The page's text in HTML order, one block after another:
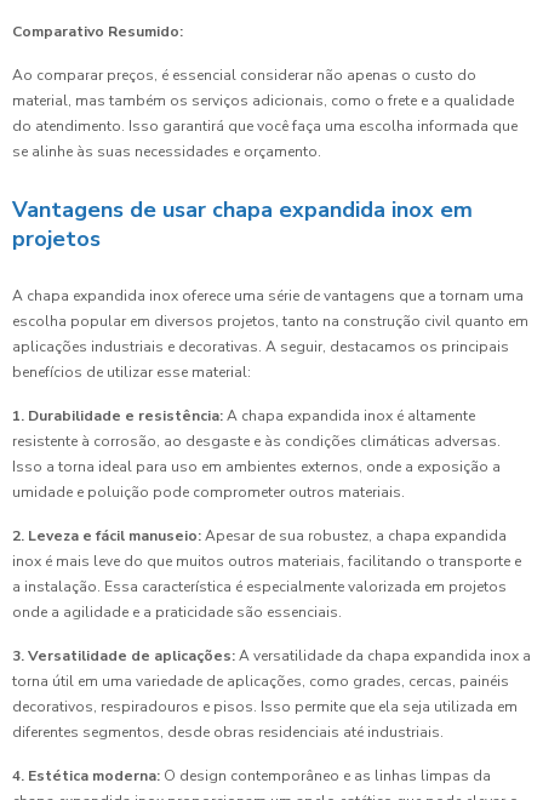
Comparativo Resumido:
Ao comparar preços, é essencial considerar não apenas o custo do
material, mas também os serviços adicionais, como o frete e a qualidade
do atendimento. Isso garantirá que você faça uma escolha informada que
se alinhe às suas necessidades e orçamento.
Vantagens de usar chapa expandida inox em
projetos
A chapa expandida inox oferece uma série de vantagens que a tornam uma
escolha popular em diversos projetos, tanto na construção civil quanto em
aplicações industriais e decorativas. A seguir, destacamos os principais
benefícios de utilizar esse material:
1. Durabilidade e resistência:A chapa expandida inox é altamente
resistente à corrosão, ao desgaste e às condições climáticas adversas.
Isso a torna ideal para uso em ambientes externos, onde a exposição a
umidade e poluição pode comprometer outros materiais.
2. Leveza e fácil manuseio:Apesar de sua robustez, a chapa expandida
inox é mais leve do que muitos outros materiais, facilitando o transporte e
a instalação. Essa característica é especialmente valorizada em projetos
onde a agilidade e a praticidade são essenciais.
3. Versatilidade de aplicações:A versatilidade da chapa expandida inox a
torna útil em uma variedade de aplicações, como grades, cercas, painéis
decorativos, respiradouros e pisos. Isso permite que ela seja utilizada em
diferentes segmentos, desde obras residenciais até industriais.
4. Estética moderna: O design contemporâneo e as linhas limpas da